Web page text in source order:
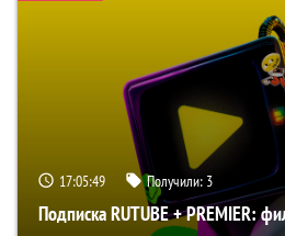
17:05:48 Получили: 3
Подписка RUTUBE + PREMIER: